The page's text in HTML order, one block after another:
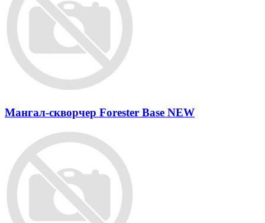
Мангал-скворчер Forester Base NEW